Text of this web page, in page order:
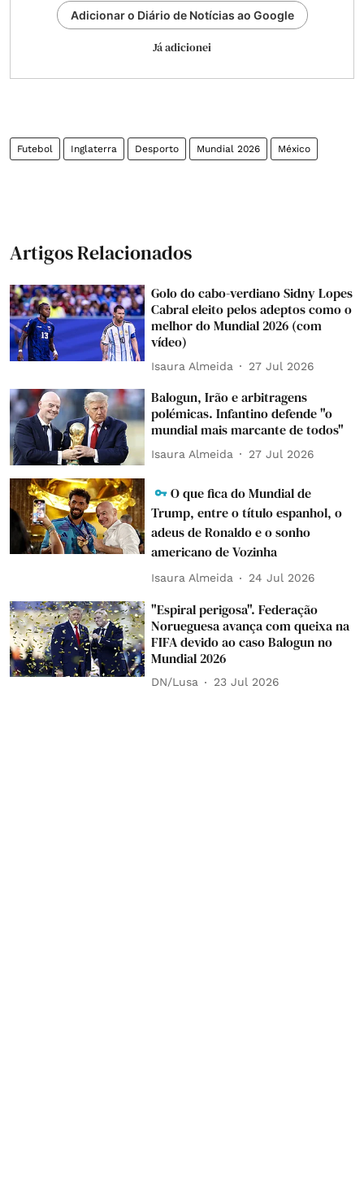
Adicionar o Diário de Notícias ao Google
Já adicionei
Futebol Inglaterra Desporto Mundial 2026 México
Artigos Relacionados
Golo do cabo-verdiano Sidny Lopes
Cabral eleito pelos adeptos como o
melhor do Mundial 2026 (com
vídeo)
Isaura Almeida 27 Jul 2026
Balogun, Irão e arbitragens
polémicas. Infantino defende "o
mundial mais marcante de todos"
Isaura Almeida 27 Jul 2026
O que fica do Mundial de
Trump, entre o título espanhol, o
adeus de Ronaldo e o sonho
americano de Vozinha
Isaura Almeida 24 Jul 2026
"Espiral perigosa". Federação
Norueguesa avança com queixa na
FIFA devido ao caso Balogun no
Mundial 2026
DN/Lusa 23 Jul 2026